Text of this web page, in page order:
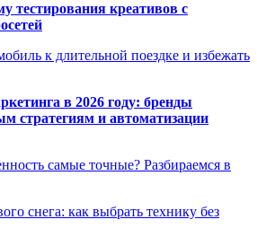
тестирования креативов с
к длительной поездке и избежать
в 2026 году: бренды
стратегиям и автоматизации
самые точные? Разбираемся в
снега: как выбрать технику без